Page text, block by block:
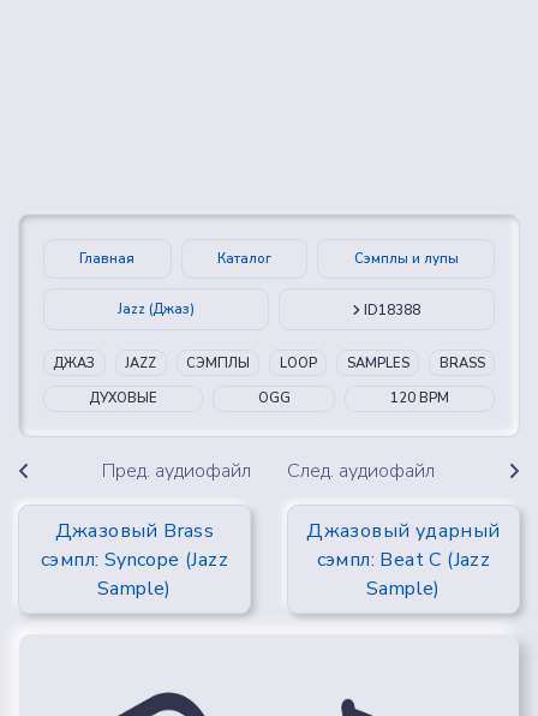
Главная Каталог Сэмплы и лупы
Jazz (Джаз) ID18388
ДЖАЗ JAZZ СЭМПЛЫ LOOP SAMPLES
BRASS
ДУХОВЫЕ
OGG 120 BPM
Пред. аудиофайл
Джазовый Brass
сэмпл: Syncope (Jazz
Sample)
След. аудиофайл
Джазовый ударный
сэмпл: Beat C (Jazz
Sample)